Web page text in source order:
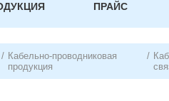
ПРАЙС
/ Кабельно-проводниковая
продукция
/